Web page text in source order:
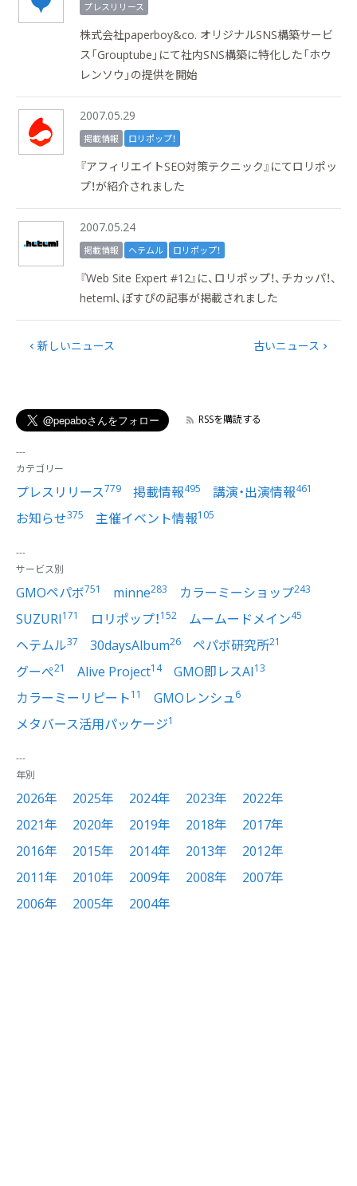
プレスリリース
株式会社paperboy&co. オリジナルSNS構築サービ
ス「Grouptube」にて社内SNS構築に特化した「ホウ
レンソウ」の提供を開始
2007.05.29
掲載情報 ロリポップ！
『アフィリエイトSEO対策テクニック』にてロリポッ
プ！が紹介されました
2007.05.24
掲載情報 ヘテムル ロリポップ！
『Web Site Expert #12』に、ロリポップ！、チカッパ！、
heteml、ぽすぴの記事が掲載されました
新しいニュース 古いニュース
RSSを購読する
カテゴリー
プレスリリース779 掲載情報495 講演・出演情報461
お知らせ375 主催イベント情報105
サービス別
GMOペパボ751 minne283 カラーミーショップ243
SUZURI171 ロリポップ！152 ムームードメイン45
ヘテムル37 30daysAlbum26 ペパボ研究所21
グーぺ21 Alive Project14 GMO即レスAI13
カラーミーリピート11 GMOレンシュ6
メタバース活用パッケージ1
年別
2026年 2025年 2024年 2023年
2022年
2021年
2020年 2019年 2018年
2017年
2016年
2015年 2014年 2013年
2012年
2011年
2010年 2009年 2008年
2007年
2006年
2005年 2004年